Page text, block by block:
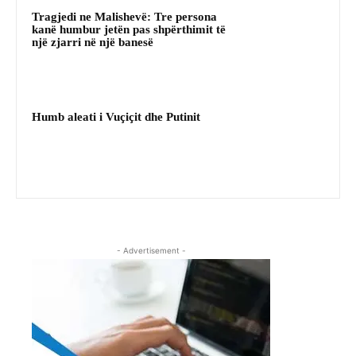
Tragjedi ne Malishevë: Tre persona
kanë humbur jetën pas shpërthimit të
një zjarri në një banesë
Humb aleati i Vuçiçit dhe Putinit
- Advertisement -